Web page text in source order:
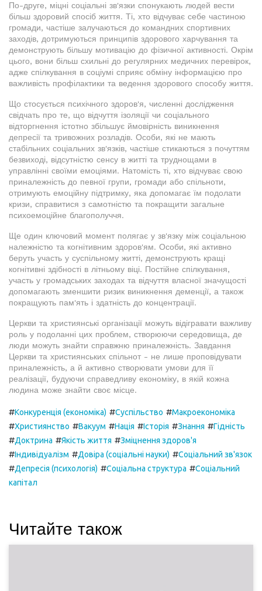
По-друге, міцні соціальні зв'язки спонукають людей вести
більш здоровий спосіб життя. Ті, хто відчуває себе частиною
громади, частіше залучаються до командних спортивних
заходів, дотримуються принципів здорового харчування та
демонструють більшу мотивацію до фізичної активності. Окрім
цього, вони більш схильні до регулярних медичних перевірок,
адже спілкування в соціумі сприяє обміну інформацією про
важливість профілактики та ведення здорового способу життя.
Що стосується психічного здоров'я, численні дослідження
свідчать про те, що відчуття ізоляції чи соціального
відторгнення істотно збільшує ймовірність виникнення
депресії та тривожних розладів. Особи, які не мають
стабільних соціальних зв'язків, частіше стикаються з почуттям
безвиході, відсутністю сенсу в житті та труднощами в
управлінні своїми емоціями. Натомість ті, хто відчуває свою
приналежність до певної групи, громади або спільноти,
отримують емоційну підтримку, яка допомагає їм подолати
кризи, справитися з самотністю та покращити загальне
психоемоційне благополуччя.
Ще один ключовий момент полягає у зв'язку між соціальною
належністю та когнітивним здоров'ям. Особи, які активно
беруть участь у суспільному житті, демонструють кращі
когнітивні здібності в літньому віці. Постійне спілкування,
участь у громадських заходах та відчуття власної значущості
допомагають зменшити ризик виникнення деменції, а також
покращують пам'ять і здатність до концентрації.
Церкви та християнські організації можуть відігравати важливу
роль у подоланні цих проблем, створюючи середовища, де
люди можуть знайти справжню приналежність. Завдання
Церкви та християнських спільнот - не лише проповідувати
приналежність, а й активно створювати умови для її
реалізації, будуючи справедливу економіку, в якій кожна
людина може знайти своє місце.
#Конкуренція (економіка) #Суспільство #Макроекономіка
#Християнство #Вакуум #Нація #Історія #Знання #Гідність
#Доктрина #Якість життя #Зміцнення здоров'я
#Індивідуалізм #Довіра (соціальні науки) #Соціальний зв'язок
#Депресія (психологія) #Соціальна структура #Соціальний
капітал
Читайте також